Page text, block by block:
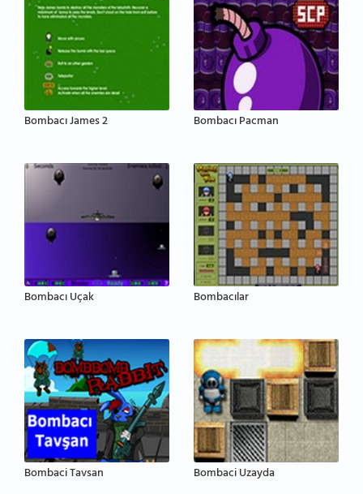
Bombacı James 2 Bombacı Pacman
Bombacı Uçak Bombacılar
Bombaci Tavsan Bombaci Uzayda